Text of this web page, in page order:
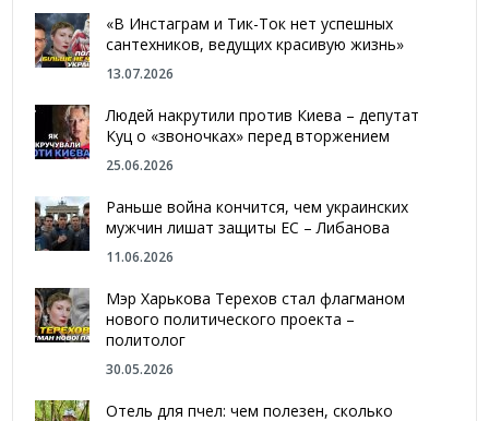
«В Инстаграм и Тик-Ток нет успешных
сантехников, ведущих красивую жизнь»
13.07.2026
Людей накрутили против Киева – депутат
Куц о «звоночках» перед вторжением
25.06.2026
Раньше война кончится, чем украинских
мужчин лишат защиты ЕС – Либанова
11.06.2026
Мэр Харькова Терехов стал флагманом
нового политического проекта –
политолог
30.05.2026
Отель для пчел: чем полезен, сколько